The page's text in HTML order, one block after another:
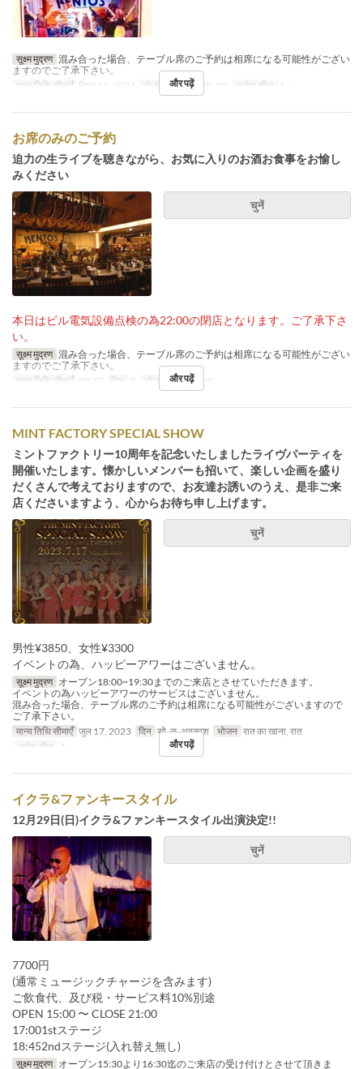
सूक्ष्म मुद्रण 混み合った場合、テーブル席のご予約は相席になる可能性がござい
ますのでご了承下さい。
मान्य तिथि सीमाएँ सिप्ट 15, 2024 भोजन रात का खाना, रात आदेश सीमा 1 ~
और पढ़ें
お席のみのご予約
迫力の生ライブを聴きながら、お気に入りのお酒お食事をお愉し
みください
चुनें
本日はビル電気設備点検の為22:00の閉店となります。ご了承下さ
い。
सूक्ष्म मुद्रण 混み合った場合、テーブル席のご予約は相席になる可能性がござい
ますのでご了承下さい。
मान्य तिथि सीमाएँ
जन 17 दिन श भोजन रात का खाना
और पढ़ें
MINT FACTORY SPECIAL SHOW
ミントファクトリー10周年を記念いたしましたライヴパーティを
開催いたします。懐かしいメンバーも招いて、楽しい企画を盛り
だくさんで考えておりますので、お友達お誘いのうえ、是非ご来
店くださいますよう、心からお待ち申し上げます。
चुनें
男性¥3850、女性¥3300
イベントの為、ハッピーアワーはございません。
सूक्ष्म मुद्रण オープン18:00~19:30までのご来店とさせていただきます。
イベントの為ハッピーアワーのサービスはございません。
混み合った場合、テーブル席のご予約は相席になる可能性がございますので
ご了承下さい。
मान्य तिथि सीमाएँ जुल 17, 2023 दिन सो, स, अवकाश भोजन रात का खाना, रात
आदेश सीमा
1 ~ और पढ़ें
イクラ&ファンキースタイル
12月29日(日)イクラ&ファンキースタイル出演決定!!
चुनें
7700円
(通常ミュージックチャージを含みます)
ご飲食代、及び税・サービス料10%別途
OPEN 15:00 〜 CLOSE 21:00
17:001stステージ
18:452ndステージ(入れ替え無し)
सूक्ष्म मुद्रण オープン15:30より16:30迄のご来店の受け付けとさせて頂きま